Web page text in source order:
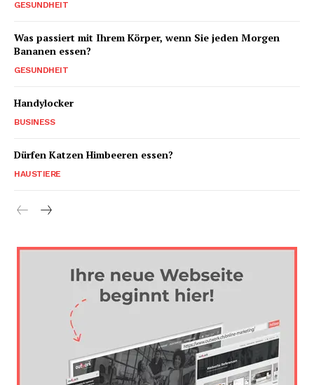
GESUNDHEIT
Was passiert mit Ihrem Körper, wenn Sie jeden Morgen
Bananen essen?
GESUNDHEIT
Handylocker
BUSINESS
Dürfen Katzen Himbeeren essen?
HAUSTIERE